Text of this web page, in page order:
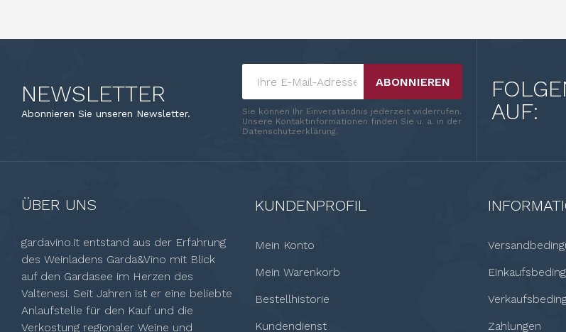
NEWSLETTER
Abonnieren Sie unseren Newsletter.
ABONNIEREN
Sie können Ihr Einverständnis jederzeit widerrufen.
Unsere Kontaktinformationen finden Sie u. a. in der
Datenschutzerklärung.
AUF:
ÜBER UNS
gardavino.it entstand aus der Erfahrung
des Weinladens Garda&Vino mit Blick
auf den Gardasee im Herzen des
Valtenesi. Seit Jahren ist er eine beliebte
Anlaufstelle für den Kauf und die
Verkostung regionaler Weine und
KUNDENPROFIL
Mein Konto
Mein Warenkorb
Bestellhistorie
Kundendienst
Zahlungen